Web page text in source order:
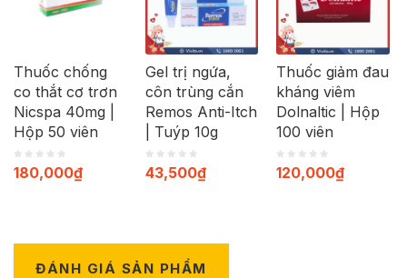
Thuốc chống
co thắt cơ trơn
Nicspa 40mg |
Hộp 50 viên
180,000₫
Gel trị ngứa,
côn trùng cắn
Remos Anti-Itch
| Tuýp 10g
43,500₫
Thuốc giảm đau
kháng viêm
Dolnaltic | Hộp
100 viên
120,000₫
ĐÁNH GIÁ SẢN PHẨM